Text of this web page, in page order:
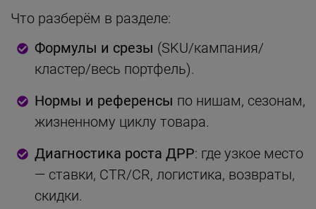
Что разберём в разделе:
Формулы и срезы (SKU/кампания/
кластер/весь портфель).
Нормы и референсы по нишам, сезонам,
жизненному циклу товара.
Диагностика роста ДРР: где узкое место
— ставки, CTR/CR, логистика, возвраты,
скидки.